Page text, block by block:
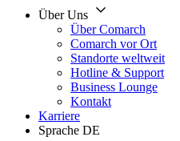
Über Uns
Über Comarch
Comarch vor Ort
Standorte weltweit
Hotline & Support
Business Lounge
Kontakt
Karriere
Sprache DE